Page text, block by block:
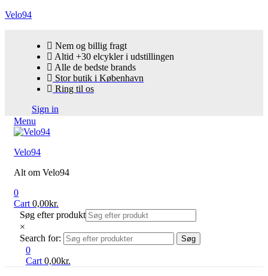
Velo94
Nem og billig fragt
Altid +30 elcykler i udstillingen
Alle de bedste brands
Stor butik i København
Ring til os
Sign in
Menu
Velo94
Alt om Velo94
0
Cart 0,00kr.
Søg efter produkt
×
Search for:
Søg
0
Cart 0,00kr.